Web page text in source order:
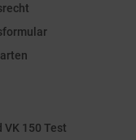
VK 150 Test